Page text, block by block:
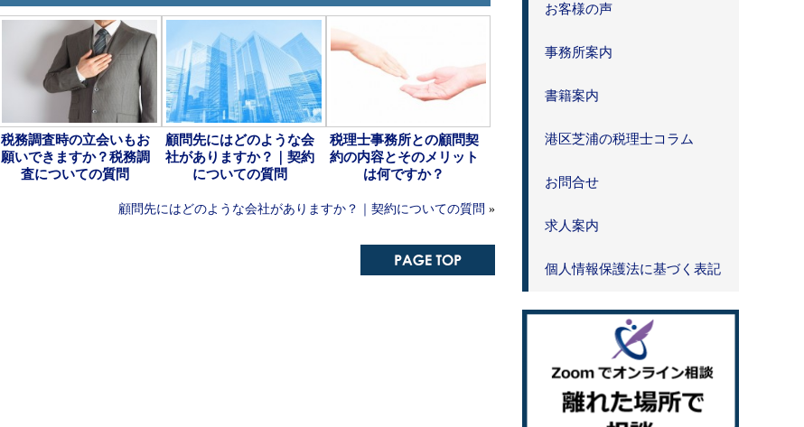
税務調査時の立会いもお
願いできますか？税務調
査についての質問
顧問先にはどのような会
社がありますか？｜契約
についての質問
税理士事務所との顧問契
約の内容とそのメリット
は何ですか？
顧問先にはどのような会社がありますか？｜契約についての質問 »
お客様の声
事務所案内
書籍案内
港区芝浦の税理士コラム
お問合せ
求人案内
個人情報保護法に基づく表記